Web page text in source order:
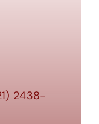
2438-